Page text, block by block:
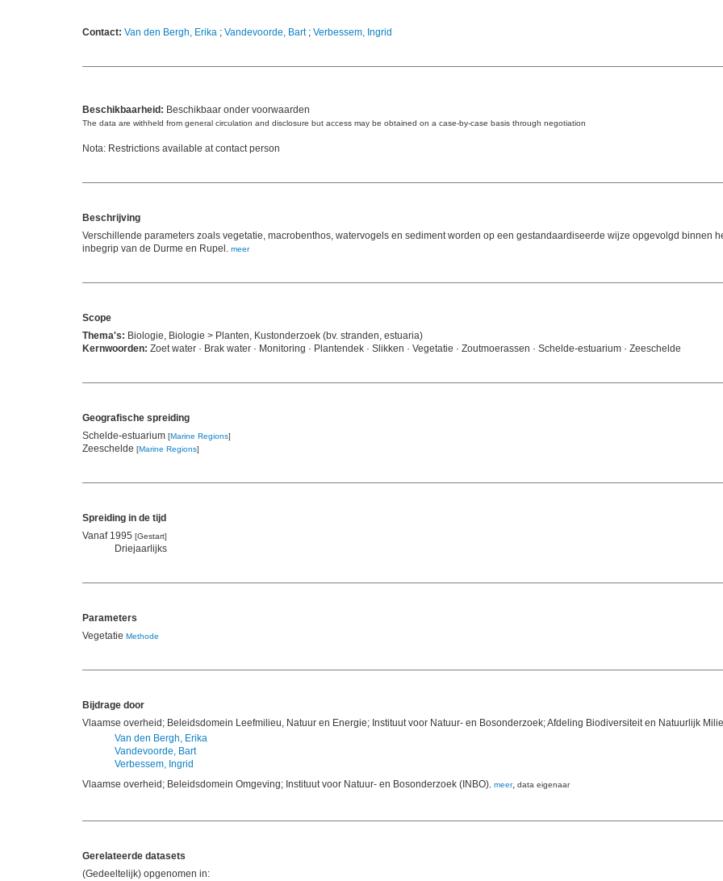
Contact: Van den Bergh, Erika ; Vandevoorde, Bart; Verbessem, Ingrid
Beschikbaarheid: Beschikbaar onder voorwaarden
The data are withheld from general circulation and disclosure but access may be obtained on a case-by-case basis through negotiation
Nota: Restrictions available at contact person
Beschrijving
Verschillende parameters zoals vegetatie, macrobenthos, watervogels en sediment worden op een gestandaardiseerde wijze opgevolgd binnen
inbegrip van de Durme en Rupel. meer
Scope
Thema's: Biologie, Biologie > Planten, Kustonderzoek (bv. stranden, estuaria)
Kernwoorden: Zoet water · Brak water · Monitoring · Plantendek · Slikken · Vegetatie · Zoutmoerassen · Schelde-estuarium · Zeeschelde
Geografische spreiding
Schelde-estuarium [Marine Regions]
Zeeschelde [Marine Regions]
Spreiding in de tijd
Vanaf 1995 [Gestart]
Driejaarlijks
Parameters
Vegetatie Methode
Bijdrage door
Vlaamse overheid; Beleidsdomein Leefmilieu, Natuur en Energie; Instituut voor Natuur- en Bosonderzoek; Afdeling Biodiversiteit en Natuurlijk
Van den Bergh, Erika
Vandevoorde, Bart
Verbessem, Ingrid
Vlaamse overheid; Beleidsdomein Omgeving; Instituut voor Natuur- en Bosonderzoek (INBO), meer, data eigenaar
Gerelateerde datasets
(Gedeeltelijk) opgenomen in: